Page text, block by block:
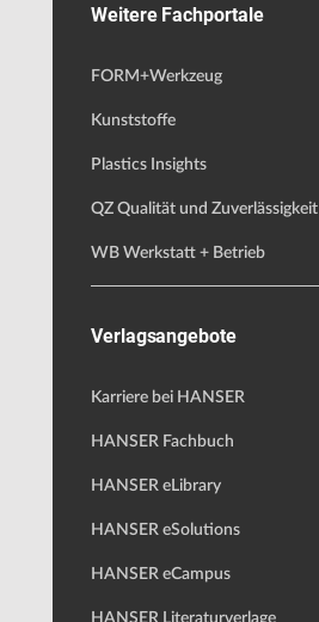
Weitere Fachportale
FORM+Werkzeug
Kunststoffe
Plastics Insights
QZ Qualität und Zuverlässigkeit
WB Werkstatt + Betrieb
Verlagsangebote
Karriere bei HANSER
HANSER Fachbuch
HANSER eLibrary
HANSER eSolutions
HANSER eCampus
HANSER Literaturverlage